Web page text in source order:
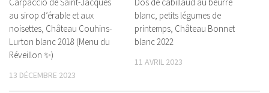
au sirop d’érable et aux
noisettes, Château Couhins-
Lurton blanc 2018 (Menu du
Réveillon ✨)
13 DÉCEMBRE 2023
blanc, petits légumes de
printemps, Château Bonnet
blanc 2022
11 AVRIL 2023